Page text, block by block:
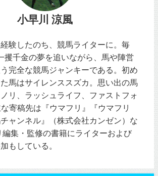
小早川 涼風
験したのち、競馬ライターに。毎
攫千金の夢を追いながら、馬や陣営
完全な競馬ジャンキーである。初め
馬はサイレンススズカ。思い出の馬
リ、ラッシュライフ、ファストフォ
寄稿先は『ウマフリ』『ウマフリ
ャンネル』（株式会社カンゼン）な
編集・監修の書籍にライターおよび
もしている。